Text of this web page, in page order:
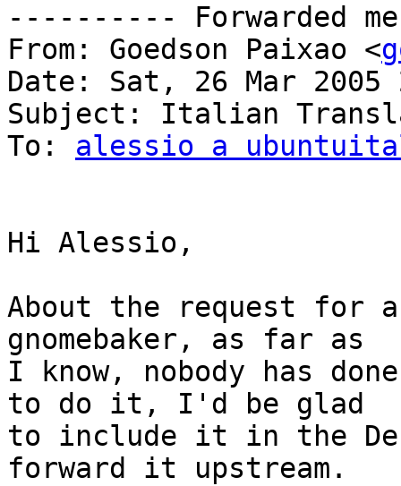
---------- Forwarded
From: Goedson Paixao <
Date: Sat, 26 Mar 2005
Subject: Italian
To: alessio a
Hi Alessio,
About the request
gnomebaker, as far as
I know, nobody has
to do it, I'd be glad
to include it in the
forward it upstream.